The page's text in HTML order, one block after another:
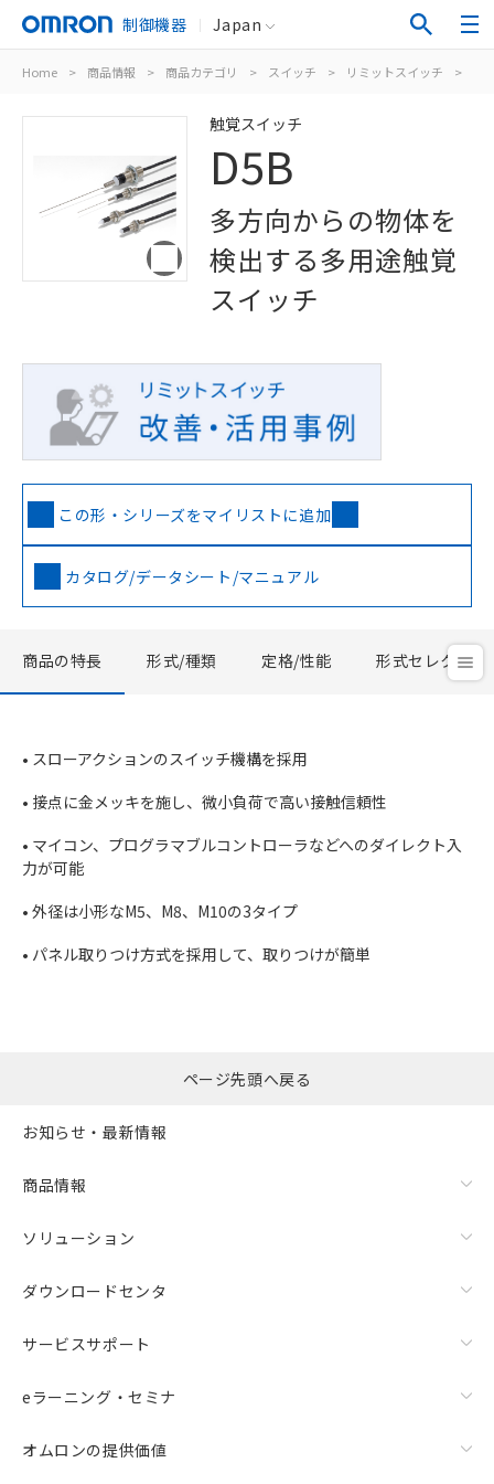
制御機器 Japan
Home > 商品情報 > 商品カテゴリ > スイッチ > リミットスイッチ >
触覚スイッチ
D5B
多方向からの物体を
検出する多用途触覚
スイッチ
この形・シリーズをマイリストに追加
カタログ/データシート/マニュアル
商品の特長 形式/種類 定格/性能 形式セレクタ
• スローアクションのスイッチ機構を採用
• 接点に金メッキを施し、微小負荷で高い接触信頼性
• マイコン、プログラマブルコントローラなどへのダイレクト入
力が可能
• 外径は小形なM5、M8、M10の3タイプ
• パネル取りつけ方式を採用して、取りつけが簡単
ページ先頭へ戻る
お知らせ・最新情報
商品情報
ソリューション
ダウンロードセンタ
サービスサポート
eラーニング・セミナ
オムロンの提供価値